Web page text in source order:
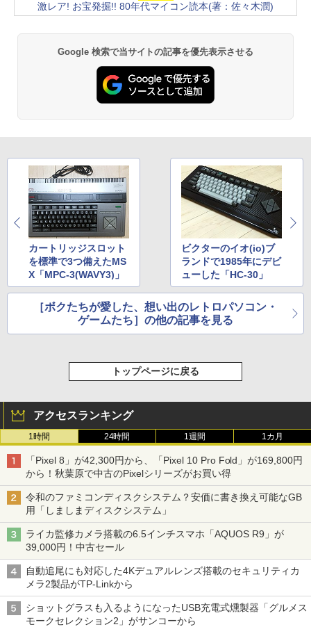
激レア! お宝発掘!! 80年代マイコン読本(著：佐々木潤)
Google 検索で当サイトの記事を優先表示させる
カートリッジスロット
を標準で3つ備えたMS
X「MPC-3(WAVY3)」
ビクターのイオ(io)ブ
ランドで1985年にデビ
ューした「HC-30」
［ボクたちが愛した、想い出のレトロパソコン・
ゲームたち］の他の記事を見る
トップページに戻る
アクセスランキング
1時間 24時間 1週間 1カ月
「Pixel 8」が42,300円から、「Pixel 10 Pro Fold」が169,800円
から！秋葉原で中古のPixelシリーズがお買い得
令和のファミコンディスクシステム？安価に書き換え可能なGB
用「しましまディスクシステム」
ライカ監修カメラ搭載の6.5インチスマホ「AQUOS R9」が
39,000円！中古セール
自動追尾にも対応した4Kデュアルレンズ搭載のセキュリティカ
メラ2製品がTP-Linkから
ショットグラスも入るようになったUSB充電式燻製器「グルメス
モークセレクション2」がサンコーから